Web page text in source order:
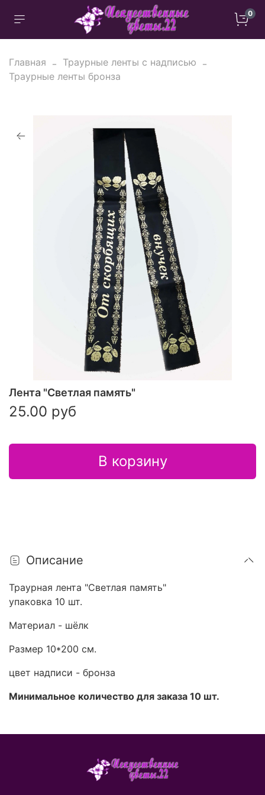
0
Главная
Траурные ленты с надписью
Траурные ленты бронза
Лента "Светлая память"
25.00 руб
В корзину
Описание
Траурная лента "Светлая память"
упаковка 10 шт.
Материал - шёлк
Размер 10*200 см.
цвет надписи - бронза
Минимальное количество для заказа 10 шт.